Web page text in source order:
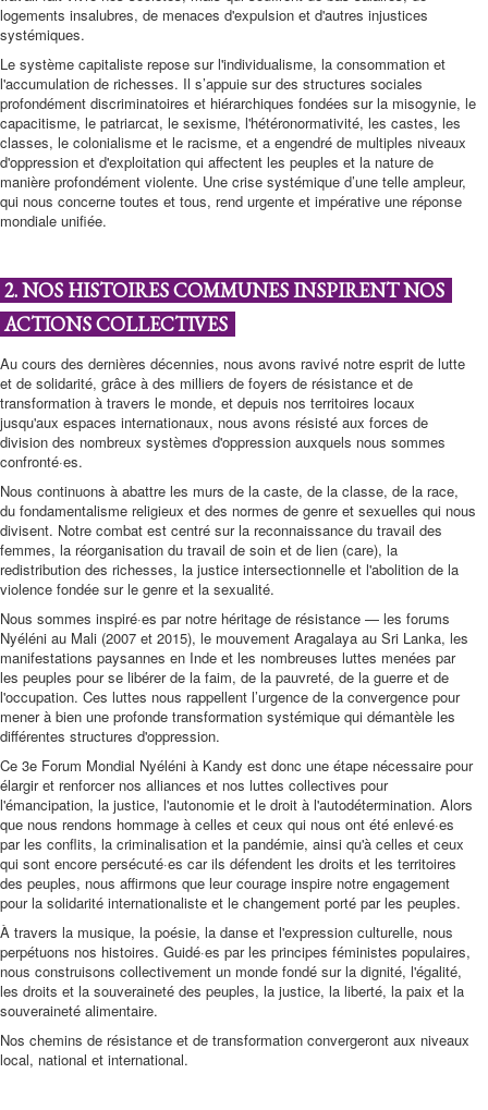
logements insalubres, de menaces d'expulsion et d'autres injustices
systémiques.
Le système capitaliste repose sur l'individualisme, la consommation et
l'accumulation de richesses. Il s’appuie sur des structures sociales
profondément discriminatoires et hiérarchiques fondées sur la misogynie, le
capacitisme, le patriarcat, le sexisme, l'hétéronormativité, les castes, les
classes, le colonialisme et le racisme, et a engendré de multiples niveaux
d'oppression et d'exploitation qui affectent les peuples et la nature de
manière profondément violente. Une crise systémique d’une telle ampleur,
qui nous concerne toutes et tous, rend urgente et impérative une réponse
mondiale unifiée.
2. NOS HISTOIRES COMMUNES INSPIRENT NOS
ACTIONS COLLECTIVES
Au cours des dernières décennies, nous avons ravivé notre esprit de lutte
et de solidarité, grâce à des milliers de foyers de résistance et de
transformation à travers le monde, et depuis nos territoires locaux
jusqu'aux espaces internationaux, nous avons résisté aux forces de
division des nombreux systèmes d'oppression auxquels nous sommes
confronté·es.
Nous continuons à abattre les murs de la caste, de la classe, de la race,
du fondamentalisme religieux et des normes de genre et sexuelles qui nous
divisent. Notre combat est centré sur la reconnaissance du travail des
femmes, la réorganisation du travail de soin et de lien (care), la
redistribution des richesses, la justice intersectionnelle et l'abolition de la
violence fondée sur le genre et la sexualité.
Nous sommes inspiré·es par notre héritage de résistance — les forums
Nyéléni au Mali (2007 et 2015), le mouvement Aragalaya au Sri Lanka, les
manifestations paysannes en Inde et les nombreuses luttes menées par
les peuples pour se libérer de la faim, de la pauvreté, de la guerre et de
l'occupation. Ces luttes nous rappellent l’urgence de la convergence pour
mener à bien une profonde transformation systémique qui démantèle les
différentes structures d'oppression.
Ce 3e Forum Mondial Nyéléni à Kandy est donc une étape nécessaire pour
élargir et renforcer nos alliances et nos luttes collectives pour
l'émancipation, la justice, l'autonomie et le droit à l'autodétermination. Alors
que nous rendons hommage à celles et ceux qui nous ont été enlevé·es
par les conflits, la criminalisation et la pandémie, ainsi qu'à celles et ceux
qui sont encore persécuté·es car ils défendent les droits et les territoires
des peuples, nous affirmons que leur courage inspire notre engagement
pour la solidarité internationaliste et le changement porté par les peuples.
À travers la musique, la poésie, la danse et l'expression culturelle, nous
perpétuons nos histoires. Guidé·es par les principes féministes populaires,
nous construisons collectivement un monde fondé sur la dignité, l'égalité,
les droits et la souveraineté des peuples, la justice, la liberté, la paix et la
souveraineté alimentaire.
Nos chemins de résistance et de transformation convergeront aux niveaux
local, national et international.